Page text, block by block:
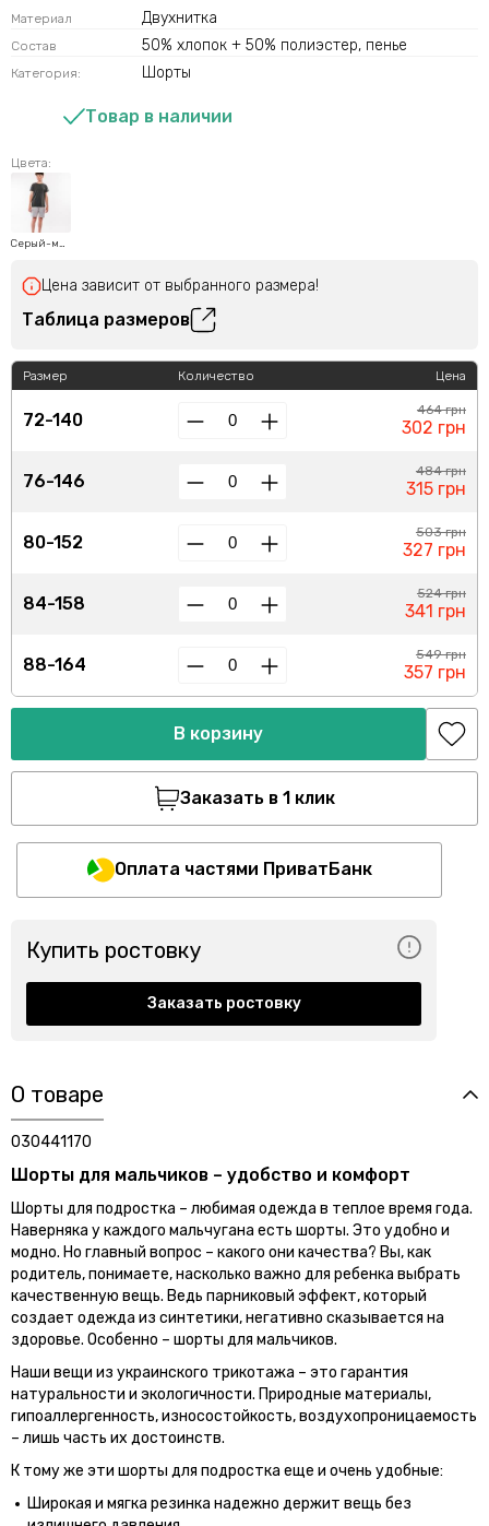
Материал Двухнитка
Состав 50% хлопок + 50% полиэстер, пенье
Категория: Шорты
Товар в наличии
Цвета:
Серый-меланж
Цена зависит от выбранного размера!
Таблица размеров
Размер
72-140
76-146
80-152
84-158
88-164
Количество Цена
464 грн
302 грн
484 грн
315 грн
503 грн
327 грн
524 грн
341 грн
549 грн
357 грн
В корзину
Заказать в 1 клик
Оплата частями ПриватБанк
Купить ростовку
Заказать ростовку
О товаре
030441170
Шорты для мальчиков – удобство и комфорт
Шорты для подростка – любимая одежда в теплое время года.
Наверняка у каждого мальчугана есть шорты. Это удобно и
модно. Но главный вопрос – какого они качества? Вы, как
родитель, понимаете, насколько важно для ребенка выбрать
качественную вещь. Ведь парниковый эффект, который
создает одежда из синтетики, негативно сказывается на
здоровье. Особенно – шорты для мальчиков.
Наши вещи из украинского трикотажа – это гарантия
натуральности и экологичности. Природные материалы,
гипоаллергенность, износостойкость, воздухопроницаемость
– лишь часть их достоинств.
К тому же эти шорты для подростка еще и очень удобные:
Широкая и мягка резинка надежно держит вещь без